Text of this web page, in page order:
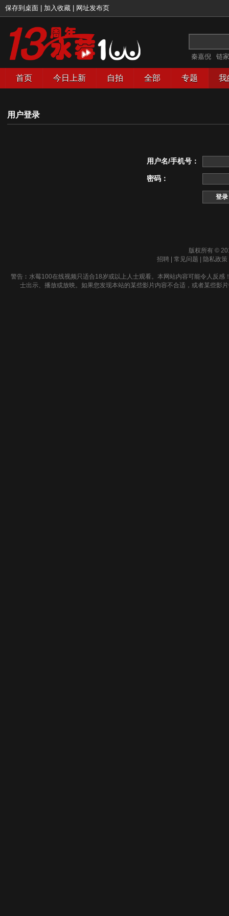
保存到桌面 加入收藏 网址发布页
秦嘉倪 链
首页 今日上新 自拍 全部 专题 我
用户登录
用户名/手机号：
密码：
版权所有 ©
招聘
常见问题 隐私政策
警告︰水莓100在线视频只适合18岁或以上人士观看。本网站内容可能令人反
士出示、播放或放映。如果您发现本站的某些影片内容不合适，或者某些